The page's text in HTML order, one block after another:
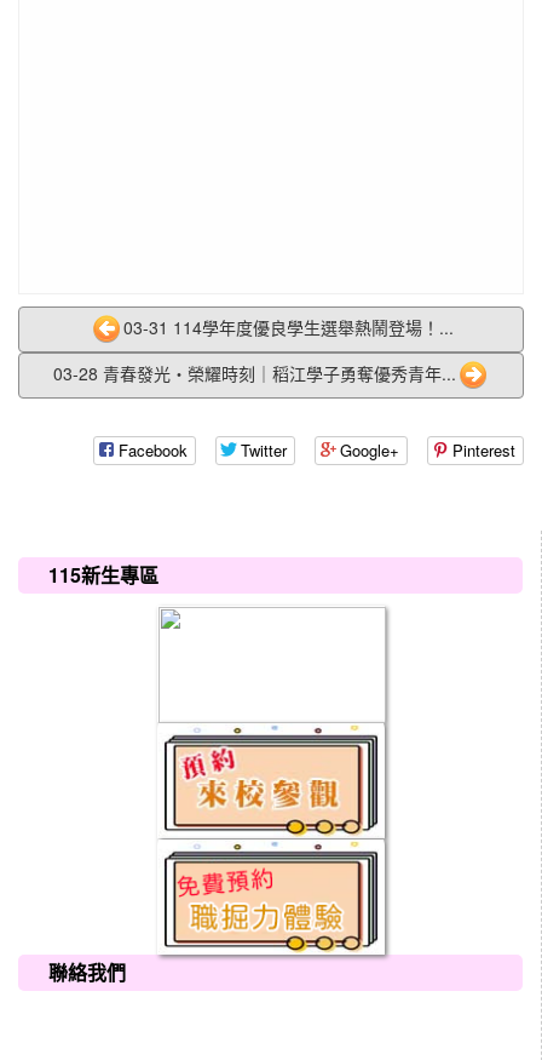
03-31 114學年度優良學生選舉熱鬧登場！...
03-28 青春發光・榮耀時刻｜稻江學子勇奪優秀青年...
Facebook Twitter Google+ Pinterest
115新生專區
聯絡我們